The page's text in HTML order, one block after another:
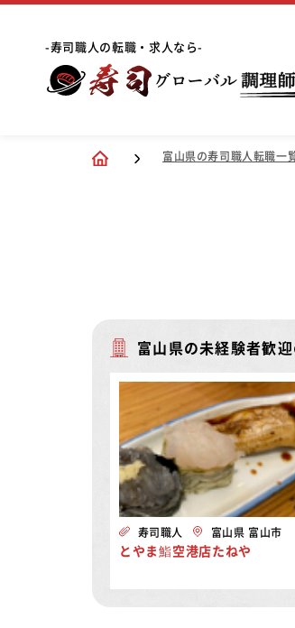
-寿司職人の転職・求人なら-
富山県の寿司職人転職一
富山県の未経験者歓
寿司職人 富山県 富山市
とやま鮨空港店たねや